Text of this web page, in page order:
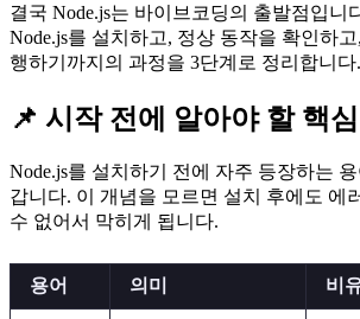
결국 Node.js는 바이브코딩의 출발점입니
Node.js를 설치하고, 정상 동작을 확인하
행하기까지의 과정을 3단계로 정리합니다.
📌 시작 전에 알아야 할 핵
Node.js를 설치하기 전에 자주 등장하는
갑니다. 이 개념을 모르면 설치 후에도 에
수 없어서 막히게 됩니다.
용어 의미 비